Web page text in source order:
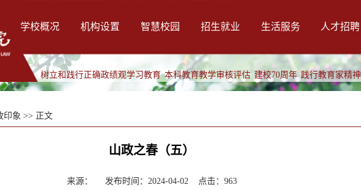
学校概况 机构设置 智慧校园 招生就业 生活服务 人才招聘
树立和践行正确政绩观学习教育 本科教育教学审核评估 建校70周年 践行教育家精神
印象 >> 正文
山政之春（五）
来源： 发布时间：2024-04-02 点击： 963